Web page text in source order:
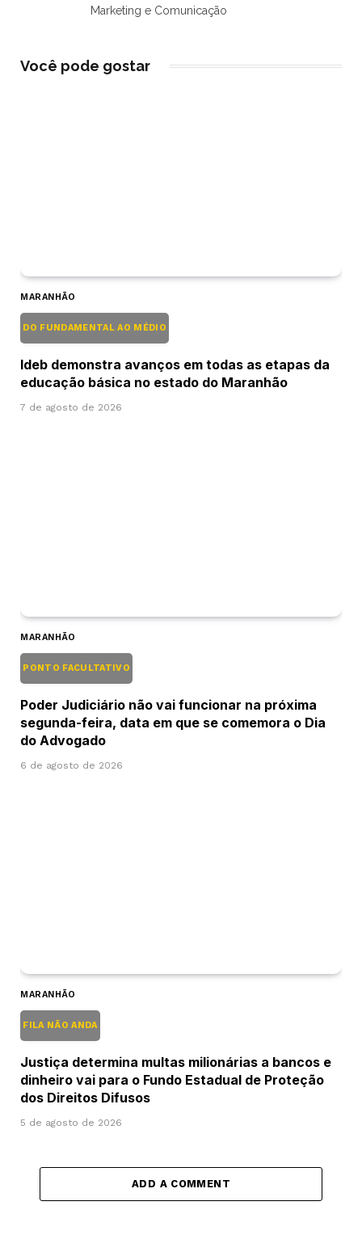
Marketing e Comunicação
Você pode gostar
MARANHÃO
DO FUNDAMENTAL AO MÉDIO
Ideb demonstra avanços em todas as etapas da
educação básica no estado do Maranhão
7 de agosto de 2026
MARANHÃO
PONTO FACULTATIVO
Poder Judiciário não vai funcionar na próxima
segunda-feira, data em que se comemora o Dia
do Advogado
6 de agosto de 2026
MARANHÃO
FILA NÃO ANDA
Justiça determina multas milionárias a bancos e
dinheiro vai para o Fundo Estadual de Proteção
dos Direitos Difusos
5 de agosto de 2026
ADD A COMMENT